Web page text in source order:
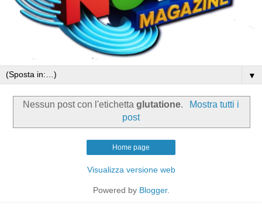
▼
Nessun post con l'etichettaglutatione.
Mostra tutti i
post
Home page
Visualizza versione web
Powered by Blogger.